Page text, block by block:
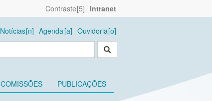
Contraste Intranet
Notícias Agenda Ouvidoria
COMISSÕES PUBLICAÇÕES